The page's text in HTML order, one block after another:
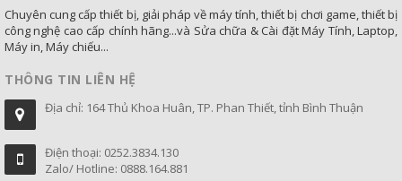
Chuyên cung cấp thiết bị, giải pháp về máy tính, thiết bị chơi game, thiết bị
công nghệ cao cấp chính hãng...và Sửa chữa & Cài đặt Máy Tính, Laptop,
Máy in, Máy chiếu...
THÔNG TIN LIÊN HỆ
Địa chỉ: 164 Thủ Khoa Huân, TP. Phan Thiết, tỉnh Bình Thuận
Điện thoại: 0252.3834.130
Zalo/ Hotline: 0888.164.881